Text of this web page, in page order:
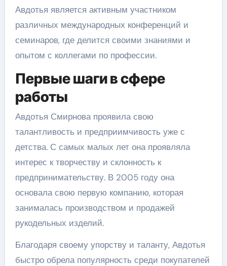
Авдотья является активным участником
различных международных конференций и
семинаров, где делится своими знаниями и
опытом с коллегами по профессии.
Первые шаги в сфере
работы
Авдотья Смирнова проявила свою
талантливость и предприимчивость уже с
детства. С самых малых лет она проявляла
интерес к творчеству и склонность к
предпринимательству. В 2005 году она
основала свою первую компанию, которая
занималась производством и продажей
рукодельных изделий.
Благодаря своему упорству и таланту, Авдотья
быстро обрела популярность среди покупателей